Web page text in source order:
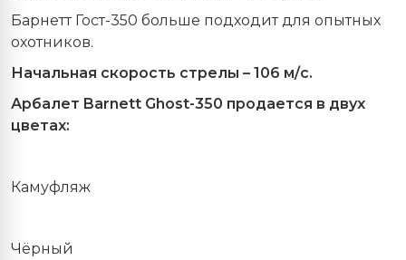
Барнетт Гост-350 больше подходит для опытных
охотников.
Начальная скорость стрелы – 106 м/с.
Арбалет Barnett Ghost-350 продается в двух
цветах:
Камуфляж
Чёрный